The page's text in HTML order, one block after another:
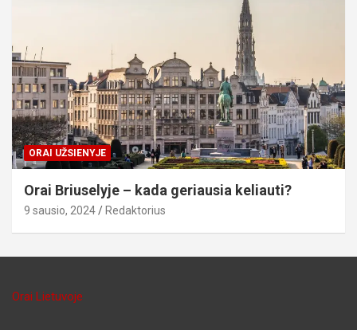
ORAI UŽSIENYJE
Orai Briuselyje – kada geriausia keliauti?
9 sausio, 2024 Redaktorius
Orai Lietuvoje